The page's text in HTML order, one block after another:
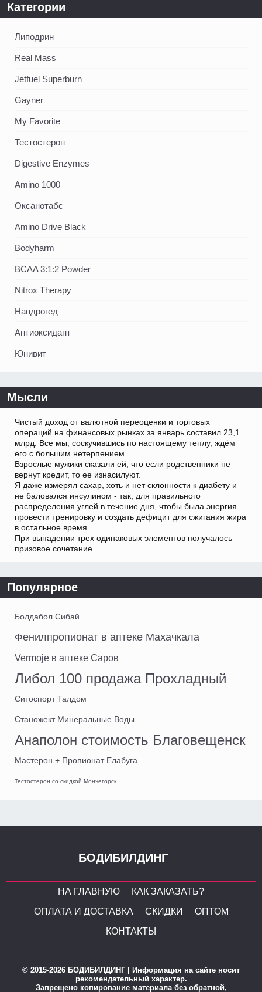
Категории
Липодрин
Real Mass
Jetfuel Superburn
Gayner
My Favorite
Тестостерон
Digestive Enzymes
Amino 1000
Оксанотабс
Amino Drive Black
Bodyharm
BCAA 3:1:2 Powder
Nitrox Therapy
Нандрогед
Антиоксидант
Юнивит
Мысли
Чистый доход от валютной переоценки и торговых
операций на финансовых рынках за январь составил 23,1
млрд. Все мы, соскучившись по настоящему теплу, ждём
его с большим нетерпением.
Взрослые мужики сказали ей, что если родственники не
вернут кредит, то ее изнасилуют.
Я даже измерял сахар, хоть и нет склонности к диабету и
не баловался инсулином - так, для правильного
распределения углей в течение дня, чтобы была энергия
провести тренировку и создать дефицит для сжигания жира
в остальное время.
При выпадении трех одинаковых элементов получалось
призовое сочетание.
Популярное
Болдабол Сибай
Фенилпропионат в аптеке Махачкала
Vermoje в аптеке Саров
Либол 100 продажа Прохладный
Ситоспорт Талдом
Станожект Минеральные Воды
Анаполон стоимость Благовещенск
Мастерон + Пропионат Елабуга
Тестостерон со скидкой Мончегорск
БОДИБИЛДИНГ
НА ГЛАВНУЮ
КАК ЗАКАЗАТЬ?
ОПЛАТА И ДОСТАВКА
СКИДКИ
ОПТОМ
КОНТАКТЫ
© 2015-2026 БОДИБИЛДИНГ | Информация на сайте носит
рекомендательный характер.
Запрещено копирование материала без обратной,